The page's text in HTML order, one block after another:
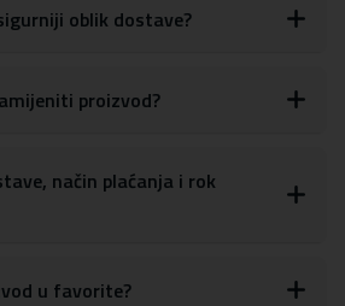
oblik dostave?
proizvod?
način plaćanja i rok
u favorite?